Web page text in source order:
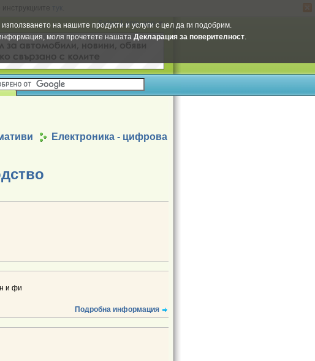
на нашите продукти и услуги с цел да ги подобрим.
информация, моля прочетете нашатаДекларация за поверителност.
Select Language ▼
Електроника - цифрова
и фи
Подробна информация